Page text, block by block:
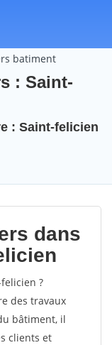
batiment
: Saint-
: Saint-felicien
dans
?
des travaux
bâtiment, il
clients et